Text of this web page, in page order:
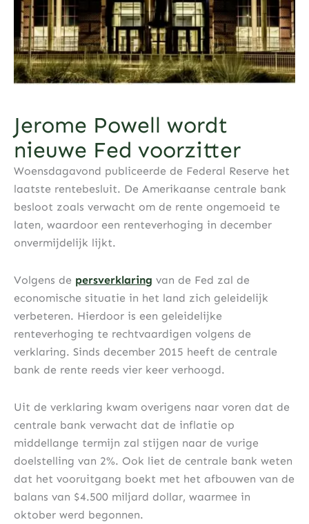
Jerome Powell wordt
nieuwe Fed voorzitter
Woensdagavond publiceerde de Federal Reserve het
laatste rentebesluit. De Amerikaanse centrale bank
besloot zoals verwacht om de rente ongemoeid te
laten, waardoor een renteverhoging in december
onvermijdelijk lijkt.
Volgens de persverklaring van de Fed zal de
economische situatie in het land zich geleidelijk
verbeteren. Hierdoor is een geleidelijke
renteverhoging te rechtvaardigen volgens de
verklaring. Sinds december 2015 heeft de centrale
bank de rente reeds vier keer verhoogd.
Uit de verklaring kwam overigens naar voren dat de
centrale bank verwacht dat de inflatie op
middellange termijn zal stijgen naar de vurige
doelstelling van 2%. Ook liet de centrale bank weten
dat het vooruitgang boekt met het afbouwen van de
balans van $4.500 miljard dollar, waarmee in
oktober werd begonnen.